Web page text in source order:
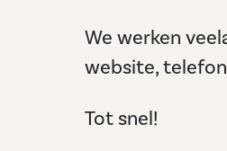
We werken
website,
Tot snel!